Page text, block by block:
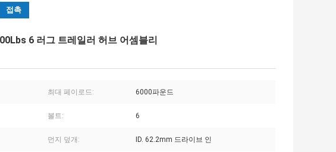
접촉
6 러그 트레일러 허브 어셈블리
최대 페이로드: 6000파운드
볼트: 6
먼지 덮개: ID. 62.2mm 드라이브 인